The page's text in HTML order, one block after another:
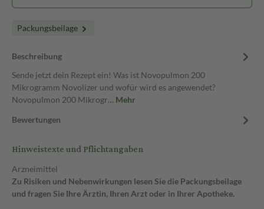
Packungsbeilage
Beschreibung
Sende jetzt dein Rezept ein! Was ist Novopulmon 200
Mikrogramm Novolizer und wofür wird es angewendet?
Novopulmon 200 Mikrogr… Mehr
Bewertungen
Hinweistexte und Pflichtangaben
Arzneimittel
Zu Risiken und Nebenwirkungen lesen Sie die Packungsbeilage
und fragen Sie Ihre Ärztin, Ihren Arzt oder in Ihrer Apotheke.